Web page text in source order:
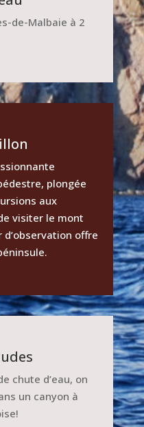
de-Malbaie à 2
plongée
aux
visiter le mont
offre
chute d’eau, on
un canyon à